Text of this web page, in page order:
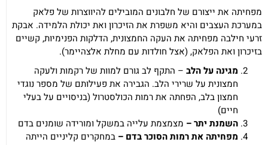
מפחיתה את ייצורם של חלבונים המובילים להיווצרות של פלאק
במערכת העצבים והיא משפרת את הזיכרון ואת יכולת הלמידה. אבקת
זרעי חילבה מפחיתה את העקה החמצונית, הדלקות הפנימיות, קשיים
בזיכרון ואת הפלאק, (אצל חולדות עם מחלת אלצהיימר).
מגינה על הלב – התקף לב גורם למוות של רקמות ולעקה
חמצונית על שרירי הלב. הגבירה את פעילותם של מספר נוגדי
חמצון בלב, הפחתה את רמות הכולסטרול (בניסויים על בעלי
חיים)
השמנת יתר – מצמצמת עלייה במשקל ומורידה שומנים בדם
מפחיתה את רמות הסוכר בדם – במחקרים קליניים הייתה